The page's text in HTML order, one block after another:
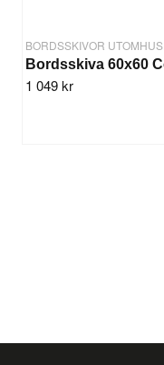
BORDSSKIVOR UTOMHUS
1 049 kr